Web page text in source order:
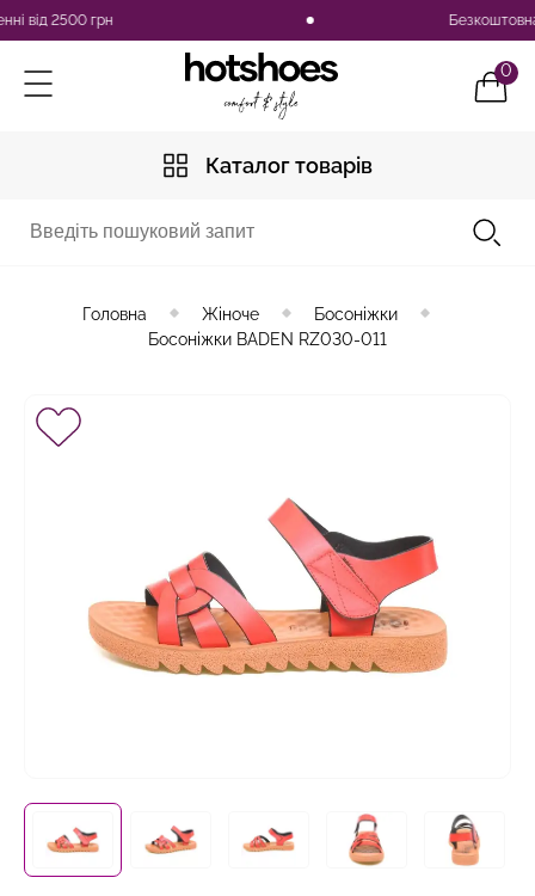
2500 грн Безкоштовна
0
Каталог товарів
Головна Жіноче
Босоніжки
Босоніжки BADEN RZ030-011